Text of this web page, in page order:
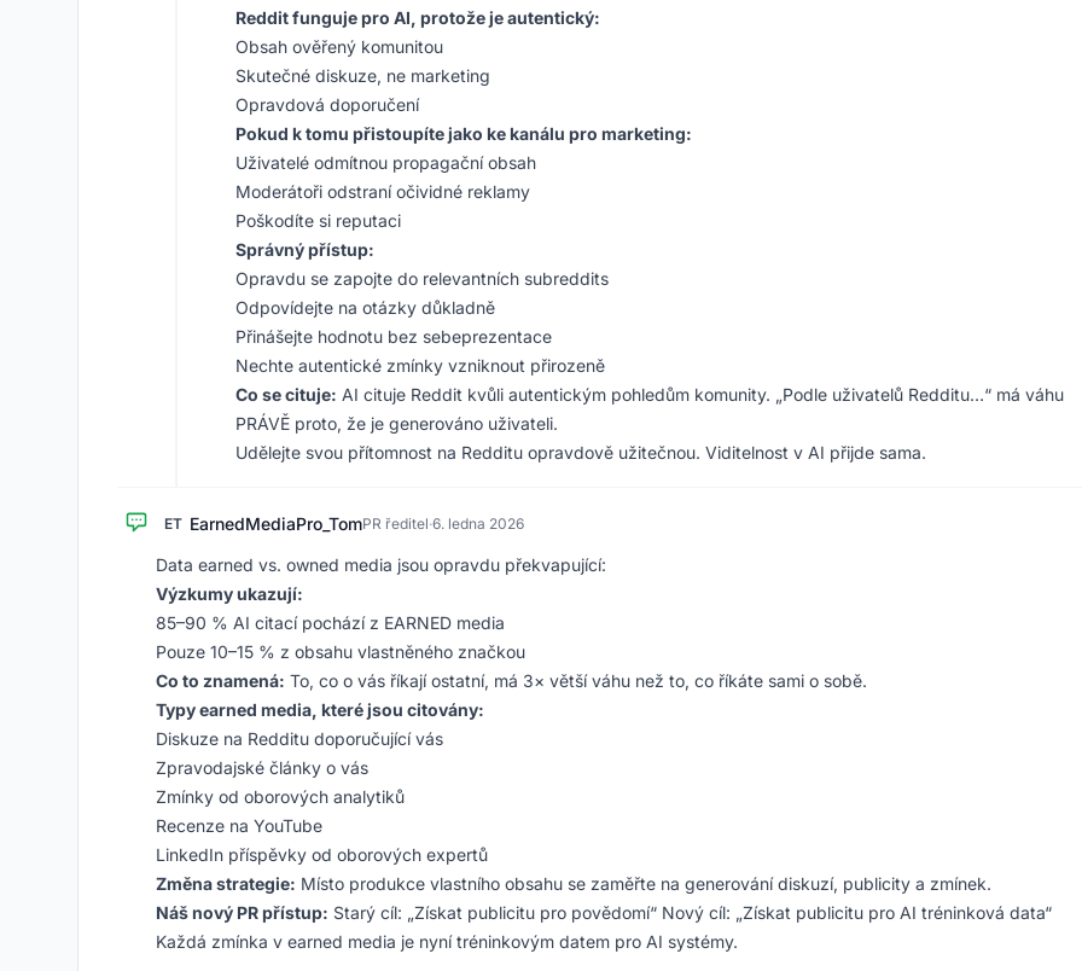
Reddit funguje pro AI, protože je autentický:
Obsah ověřený komunitou
Skutečné diskuze, ne marketing
Opravdová doporučení
Pokud k tomu přistoupíte jako ke kanálu pro marketing:
Uživatelé odmítnou propagační obsah
Moderátoři odstraní očividné reklamy
Poškodíte si reputaci
Správný přístup:
Opravdu se zapojte do relevantních subreddits
Odpovídejte na otázky důkladně
Přinášejte hodnotu bez sebeprezentace
Nechte autentické zmínky vzniknout přirozeně
Co se cituje: AI cituje Reddit kvůli autentickým pohledům komunity. „Podle uživatelů Redditu…“ má váhu
PRÁVĚ proto, že je generováno uživateli.
Udělejte svou přítomnost na Redditu opravdově užitečnou. Viditelnost v AI přijde sama.
ET EarnedMediaPro_TomPR ředitel·6. ledna 2026
Data earned vs. owned media jsou opravdu překvapující:
Výzkumy ukazují:
85–90 % AI citací pochází z EARNED media
Pouze 10–15 % z obsahu vlastněného značkou
Co to znamená: To, co o vás říkají ostatní, má 3× větší váhu než to, co říkáte sami o sobě.
Typy earned media, které jsou citovány:
Diskuze na Redditu doporučující vás
Zpravodajské články o vás
Zmínky od oborových analytiků
Recenze na YouTube
LinkedIn příspěvky od oborových expertů
Změna strategie: Místo produkce vlastního obsahu se zaměřte na generování diskuzí, publicity a zmínek.
Náš nový PR přístup: Starý cíl: „Získat publicitu pro povědomí“ Nový cíl: „Získat publicitu pro AI tréninková data“
Každá zmínka v earned media je nyní tréninkovým datem pro AI systémy.